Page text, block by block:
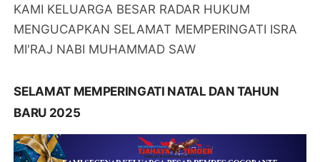
KAMI KELUARGA BESAR RADAR HUKUM
MENGUCAPKAN SELAMAT MEMPERINGATI ISRA
MI'RAJ NABI MUHAMMAD SAW
SELAMAT MEMPERINGATI NATAL DAN TAHUN
BARU 2025